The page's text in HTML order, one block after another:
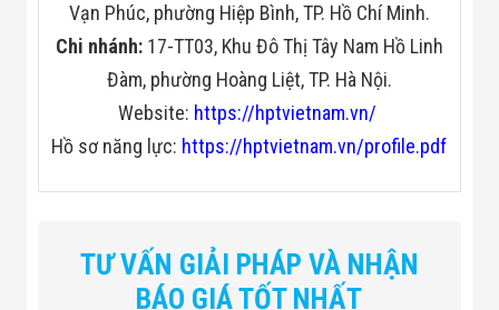
Vạn Phúc, phường Hiệp Bình, TP. Hồ Chí Minh.
Chi nhánh:17-TT03, Khu Đô Thị Tây Nam Hồ Linh
Đàm, phường Hoàng Liệt, TP. Hà Nội.
Website: https://hptvietnam.vn/
Hồ sơ năng lực: https://hptvietnam.vn/profile.pdf
TƯ VẤN GIẢI PHÁP VÀ NHẬN
BÁO GIÁ TỐT NHẤT